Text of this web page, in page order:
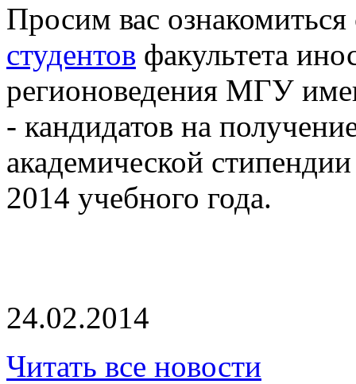
Просим вас
студентов факультета
регионоведения МГУ
- кандидатов на
академической
2014 учебного года.
24.02.2014
Читать все новости